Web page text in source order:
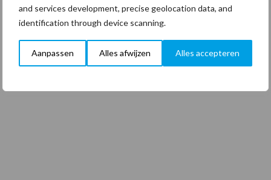
and services development, precise geolocation data, and
identification through device scanning.
Aanpassen Alles afwijzen Alles accepteren
Toon meer